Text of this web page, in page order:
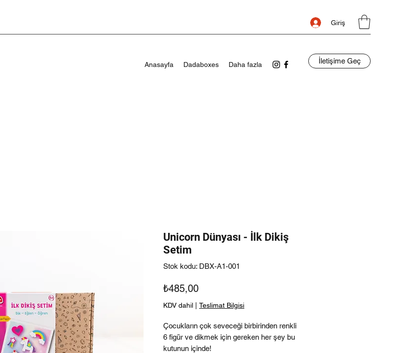
Giriş
Anasayfa Dadaboxes Daha fazla İletişime Geç
Unicorn Dünyası - İlk Dikiş
Setim
Stok kodu: DBX-A1-001
₺485,00Fiyat
KDV dahil | Teslimat Bilgisi
Çocukların çok seveceği birbirinden renkli
6 figür ve dikmek için gereken her şey bu
kutunun içinde!